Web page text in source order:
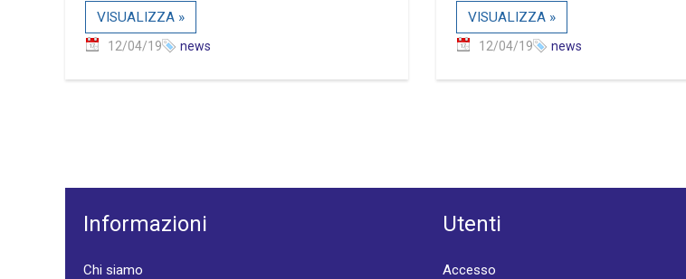
VISUALIZZA »
12/04/19 news
VISUALIZZA »
12/04/19 news
Informazioni
Chi siamo
Utenti
Accesso